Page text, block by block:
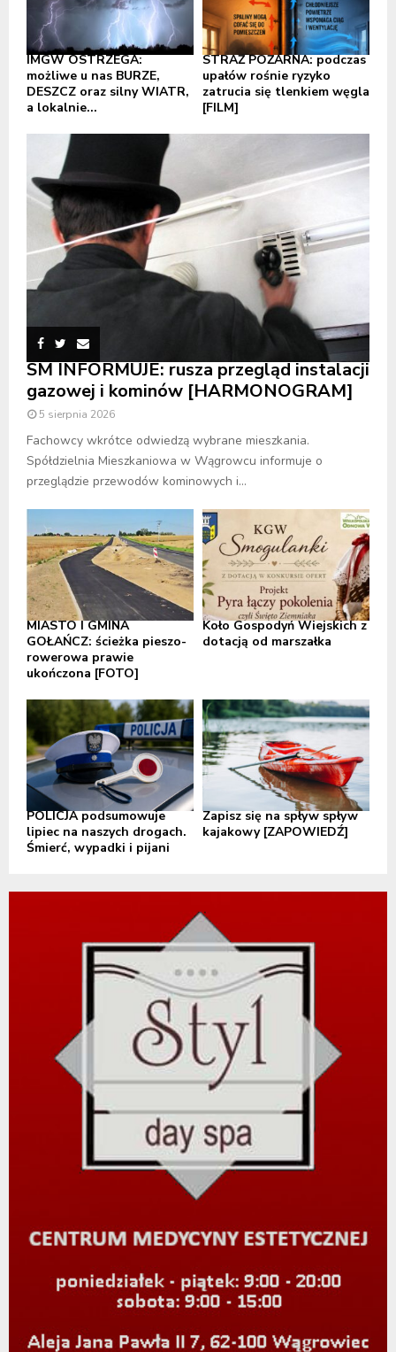
IMGW OSTRZEGA:
możliwe u nas BURZE,
DESZCZ oraz silny WIATR,
a lokalnie...
STRAŻ POŻARNA: podczas
upałów rośnie ryzyko
zatrucia się tlenkiem węgla
[FILM]
SM INFORMUJE: rusza przegląd instalacji
gazowej i kominów [HARMONOGRAM]
5 sierpnia 2026
Fachowcy wkrótce odwiedzą wybrane mieszkania.
Spółdzielnia Mieszkaniowa w Wągrowcu informuje o
przeglądzie przewodów kominowych i...
MIASTO I GMINA
GOŁAŃCZ: ścieżka pieszo-
rowerowa prawie
ukończona [FOTO]
Koło Gospodyń Wiejskich z
dotacją od marszałka
POLICJA podsumowuje
lipiec na naszych drogach.
Śmierć, wypadki i pijani
Zapisz się na spływ spływ
kajakowy [ZAPOWIEDŹ]